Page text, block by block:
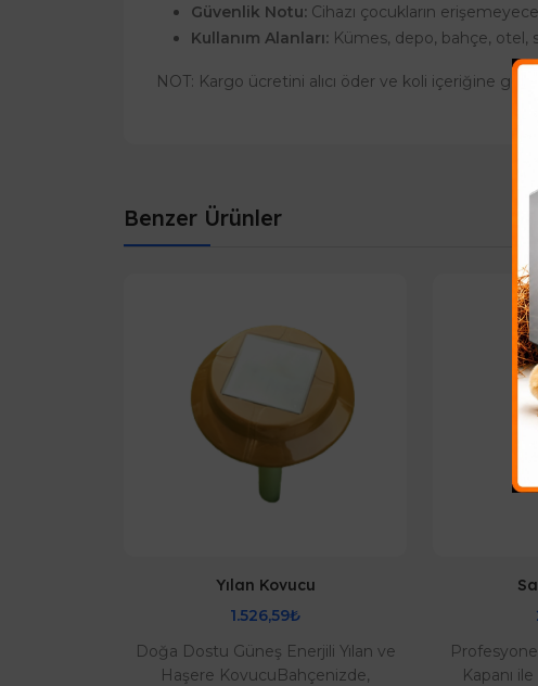
Güvenlik Notu: Cihazı çocukların
Kullanım Alanları: Kümes, depo, bahçe, otel,
NOT: Kargo ücretini alıcı öder ve koli içeriğine göre
Benzer Ürünler
Yılan Kovucu
1.526,59₺
Doğa Dostu Güneş Enerjili Yılan ve
Haşere KovucuBahçenizde,
Kapanı